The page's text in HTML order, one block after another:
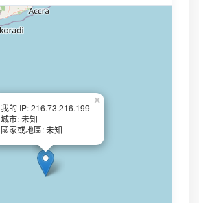
我的 IP: 216.73.216.199
城市: 未知
國家或地區: 未知
×